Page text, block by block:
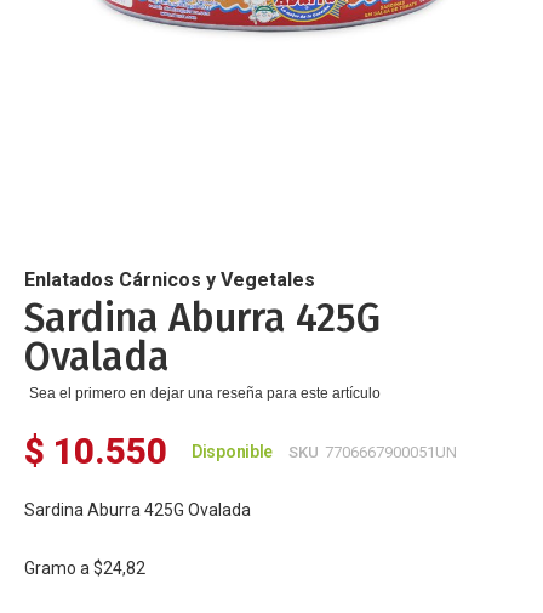
de
la
galería
de
imágenes
Enlatados Cárnicos y Vegetales
Sardina Aburra 425G
Ovalada
Sea el primero en dejar una reseña para este artículo
$ 10.550 Disponible SKU 7706667900051UN
Sardina Aburra 425G Ovalada
Gramo a $24,82